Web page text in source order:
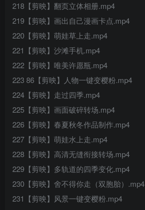
218【剪映】翻页立体相册.mp4
219【剪映】画出自己漫画卡点.mp4
220【剪映】萌娃草上走.mp4
221【剪映】沙滩手机.mp4
222【剪映】唯美许愿瓶.mp4
223 86【剪映】人物一键变樱粉.mp4
224【剪映】走过四季.mp4
225【剪映】画面破碎转场.mp4
226【剪映】春夏秋冬作品制作.mp4
227【剪映】萌娃水上走.mp4
228【剪映】高清无缝衔接转场.mp4
229【剪映】多轨道的四季变化.mp4
230【剪映】舍不得你走（双胞胎）.mp4
231【剪映】风景一键变樱粉.mp4